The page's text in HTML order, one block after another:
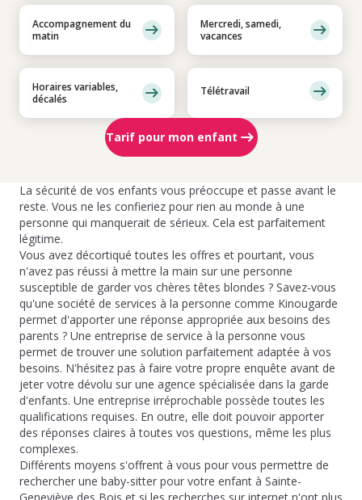
Accompagnement du
matin
Mercredi, samedi,
vacances
Horaires variables,
décalés
Télétravail
Tarif pour mon enfant
La sécurité de vos enfants vous préoccupe et passe avant le
reste. Vous ne les confieriez pour rien au monde à une
personne qui manquerait de sérieux. Cela est parfaitement
légitime.
Vous avez décortiqué toutes les offres et pourtant, vous
n'avez pas réussi à mettre la main sur une personne
susceptible de garder vos chères têtes blondes ? Savez-vous
qu'une société de services à la personne comme Kinougarde
permet d'apporter une réponse appropriée aux besoins des
parents ? Une entreprise de service à la personne vous
permet de trouver une solution parfaitement adaptée à vos
besoins. N'hésitez pas à faire votre propre enquête avant de
jeter votre dévolu sur une agence spécialisée dans la garde
d'enfants. Une entreprise irréprochable possède toutes les
qualifications requises. En outre, elle doit pouvoir apporter
des réponses claires à toutes vos questions, même les plus
complexes.
Différents moyens s'offrent à vous pour vous permettre de
rechercher une baby-sitter pour votre enfant à Sainte-